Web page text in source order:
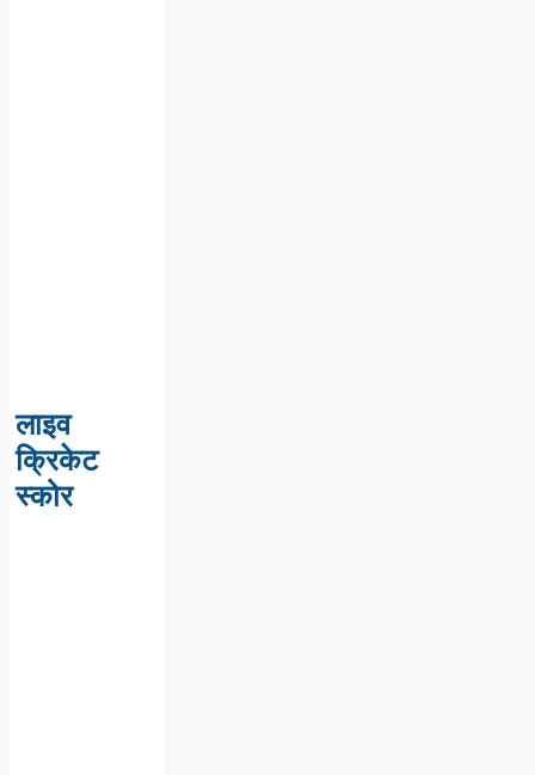
लाइव
क्रिकेट
स्कोर